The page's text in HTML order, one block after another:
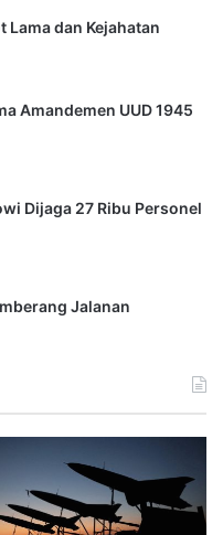
Lama dan Kejahatan
Amandemen UUD 1945
Dijaga 27 Ribu Personel
Jalanan